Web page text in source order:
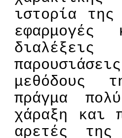
ιστορία
μεθόδους
πράγμα
χάραξη και
αρετές